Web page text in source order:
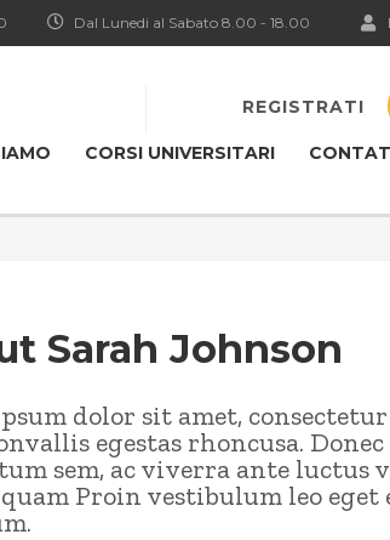
Dal Lunedi al Sabato 8.00 - 18.00
REGISTRATI
CORSI UNIVERSITARI
Sarah Johnson
dolor sit amet,
egestas rhoncusa.
sem, ac viverra ante luctus
Proin vestibulum leo eget